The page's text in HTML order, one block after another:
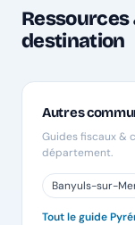
destination
Autres
Guides fiscaux &
département.
Banyuls-sur-
Tout le guide